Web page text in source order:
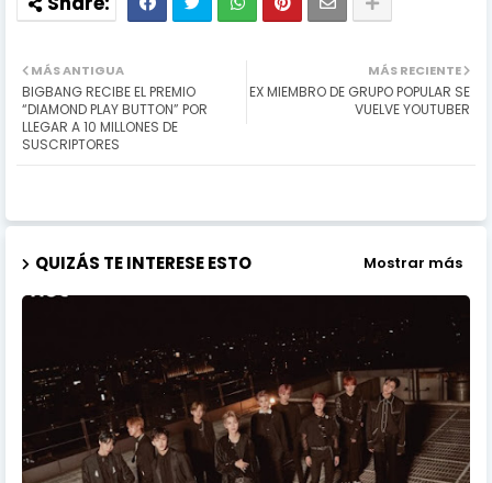
MÁS RECIENTE
EX MIEMBRO DE GRUPO POPULAR SE
VUELVE YOUTUBER
MÁS ANTIGUA
BIGBANG RECIBE EL PREMIO
“DIAMOND PLAY BUTTON” POR
LLEGAR A 10 MILLONES DE
SUSCRIPTORES
QUIZÁS TE INTERESE ESTO Mostrar más